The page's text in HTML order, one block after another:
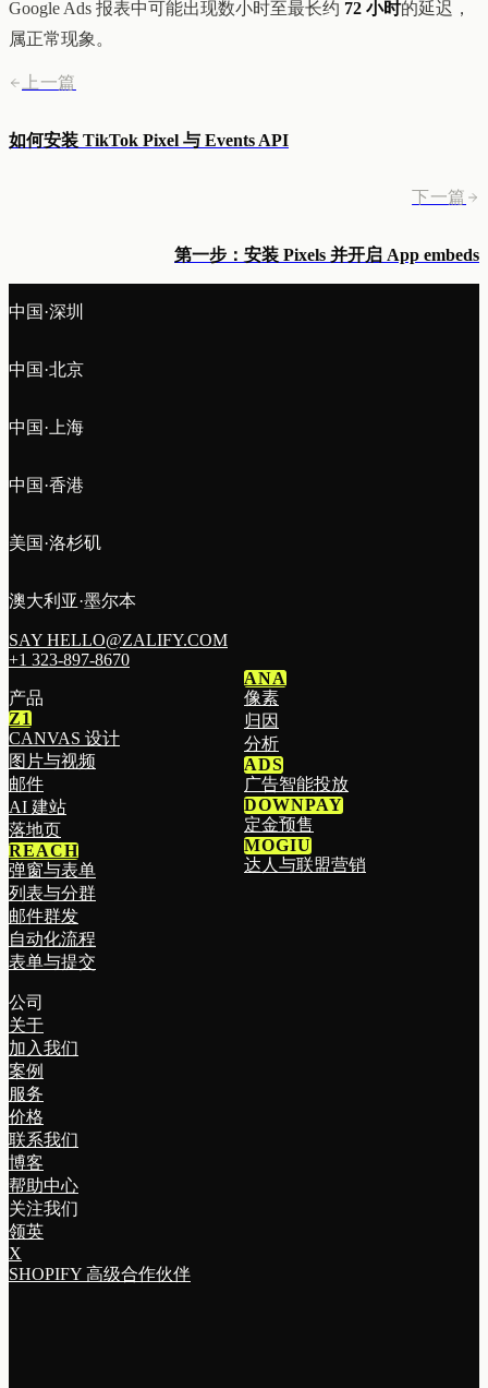
Google Ads 报表中可能出现数小时至最长约 72 小时的延迟，
属正常现象。
上一篇
如何安装 TikTok Pixel 与 Events API
下一篇
第一步：安装 Pixels 并开启 App embeds
中国·深圳
中国·北京
中国·上海
中国·香港
美国·洛杉矶
澳大利亚·墨尔本
SAY HELLO@ZALIFY.COM
+1 323-897-8670
产品
Z1
CANVAS 设计
图片与视频
邮件
AI 建站
落地页
REACH
弹窗与表单
列表与分群
邮件群发
自动化流程
表单与提交
ANA
像素
归因
分析
ADS
广告智能投放
DOWNPAY
定金预售
MOGIU
达人与联盟营销
公司
关于
加入我们
案例
服务
价格
联系我们
博客
帮助中心
关注我们
领英
X
SHOPIFY 高级合作伙伴